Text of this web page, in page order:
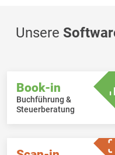
Unsere
Book-in
Buchführung &
Steuerberatung